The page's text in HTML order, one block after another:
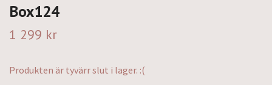
Box124
1 299 kr
Produkten är tyvärr slut i lager. :(